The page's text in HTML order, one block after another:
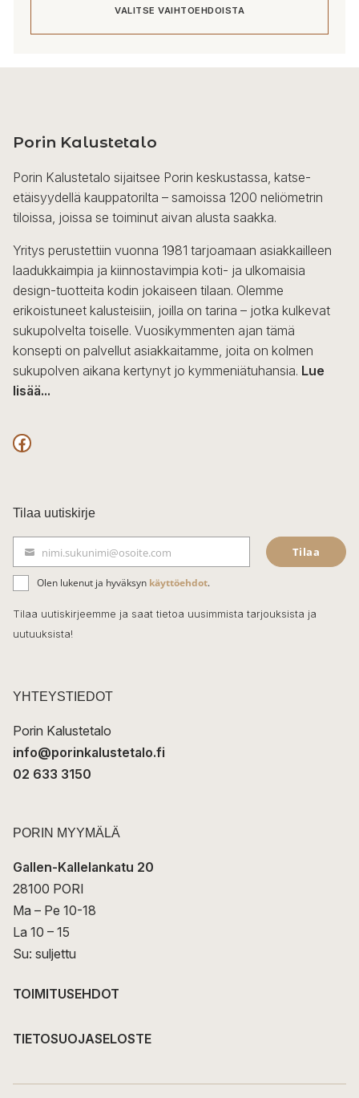
VALITSE VAIHTOEHDOISTA
muunnelma.
tehdä
valinnat
tuotteen
sivulla.
Porin Kalustetalo
Porin Kalustetalo sijaitsee Porin keskustassa, katse-
etäisyydellä kauppatorilta – samoissa 1200 neliömetrin
tiloissa, joissa se toiminut aivan alusta saakka.
Yritys perustettiin vuonna 1981 tarjoamaan asiakkailleen
laadukkaimpia ja kiinnostavimpia koti- ja ulkomaisia
design-tuotteita kodin jokaiseen tilaan. Olemme
erikoistuneet kalusteisiin, joilla on tarina – jotka kulkevat
sukupolvelta toiselle. Vuosikymmenten ajan tämä
konsepti on palvellut asiakkaitamme, joita on kolmen
sukupolven aikana kertynyt jo kymmeniätuhansia. Lue
lisää...
F
c
e
b
o
o
k
Tilaa uutiskirje
ä
h
k
t
nimi.sukunimi@osoite.com Tilaa
Olen lukenut ja hyväksyn käyttöehdot.
Tilaa uutiskirjeemme ja saat tietoa uusimmista tarjouksista ja
uutuuksista!
YHTEYSTIEDOT
Porin Kalustetalo
info@porinkalustetalo.fi
02 633 3150
PORIN MYYMÄLÄ
Gallen-Kallelankatu 20
28100 PORI
Ma – Pe 10-18
La 10 – 15
Su: suljettu
TOIMITUSEHDOT
TIETOSUOJASELOSTE